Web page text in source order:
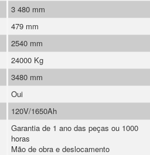
3 480 mm
479 mm
2540 mm
24000 Kg
3480 mm
Oui
120V/1650Ah
Garantia de 1 ano das peças ou 1000
horas
Mão de obra e deslocamento